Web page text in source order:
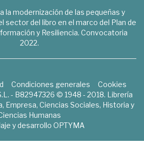
la modernización de las pequeñas y
sector del libro en el marco del Plan de
y Resiliencia. Convocatoria
2022.
Condiciones generales
Cookies
- B82947326 © 1948 - 2018. Librería
Empresa, Ciencias Sociales, Historia y
Humanas
y desarrollo OPTYMA